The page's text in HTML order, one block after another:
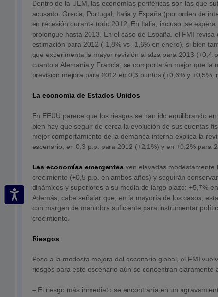
Dentro de la UEM, las economías periféricas son las que
acusado: Grecia, Portugal, Italia y España (por orden de
en recesión durante todo 2012. En Italia, incluso, se
prolongue hasta 2013. En el caso de España, el FMI revisa
estimación para 2012 (-1,8% vs -1,6% en enero), si bien
que experimenta la mayor revisión al alza para 2013 (+0,4
cuanto a Alemania y Francia, se comportarán mejor que la
previsión mejora para 2012 en 0,3 puntos (+0,6% y +0,5%,
La economía de Estados Unidos
En EEUU parece que los riesgos se han ido equilibrando
bien hay que seguir de cerca la evolución de sus cuentas
mejor comportamiento de la demanda interna explica la
escenario, en 0,3 p.p. para 2012 (+2,1%) y en +0,2% para
Las economías emergentes ven elevadas modestamente
crecimiento (+0,5 p.p. en ambos años) y seguirán
dinámicos y superiores a su media de largo plazo: +5,7%
Además, cabe señalar que, en la mayoría de los casos,
con margen de maniobra suficiente para instrumentar
crecimiento.
Riesgos
Pese a la modesta mejora del escenario global, el FMI
riesgos para este escenario aún se concentran claramente
– El riesgo más inmediato se encontraría en un